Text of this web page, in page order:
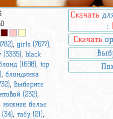
,girls (7677),
(3335),black
(1698),top
,блондинка
,выберите
(232),
,нижнее белье
,табу (21),
Скачать
:
Скачать